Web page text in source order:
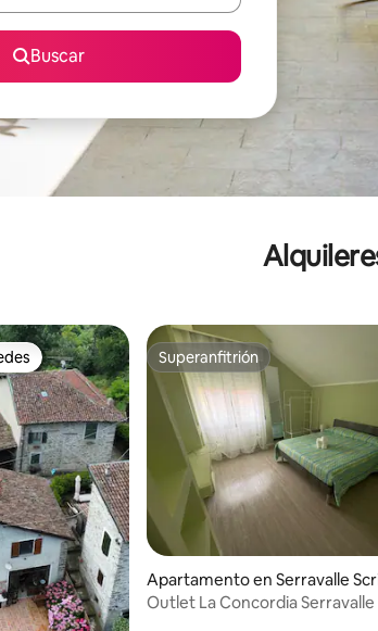
Buscar
preferido Superanfitrión
Superanfitrión
Apartamento en Serravalle
Outlet La Concordia Serravalle